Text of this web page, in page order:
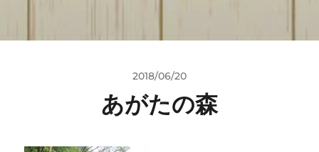
2018/06/20
あがたの森